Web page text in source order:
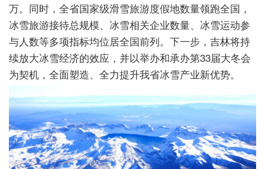
万。同时，全省国家级滑雪旅游度假地数量领跑全国，
冰雪旅游接待总规模、冰雪相关企业数量、冰雪运动参
与人数等多项指标均位居全国前列。下一步，吉林将持
续放大冰雪经济的效应，并以举办和承办第33届大冬会
为契机，全面塑造、全力提升我省冰雪产业新优势。